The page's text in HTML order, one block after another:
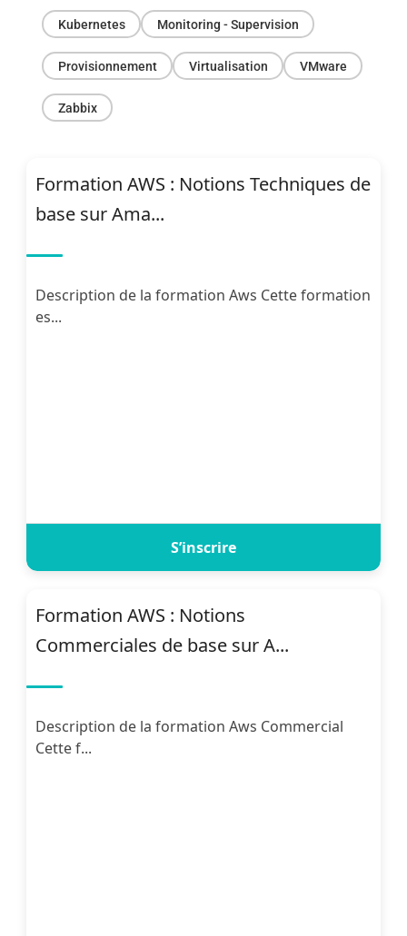
Kubernetes Monitoring - Supervision
Provisionnement Virtualisation VMware
Zabbix
Formation AWS : Notions Techniques de
base sur Ama...
Description de la formation Aws Cette formation
es...
S’inscrire
Formation AWS : Notions
Commerciales de base sur A...
Description de la formation Aws Commercial
Cette f...